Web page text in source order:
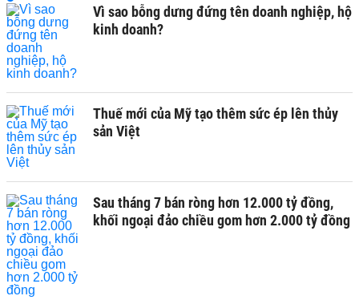
Vì sao bỗng dưng đứng tên doanh nghiệp, hộ
kinh doanh?
Thuế mới của Mỹ tạo thêm sức ép lên thủy
sản Việt
Sau tháng 7 bán ròng hơn 12.000 tỷ đồng,
khối ngoại đảo chiều gom hơn 2.000 tỷ đồng